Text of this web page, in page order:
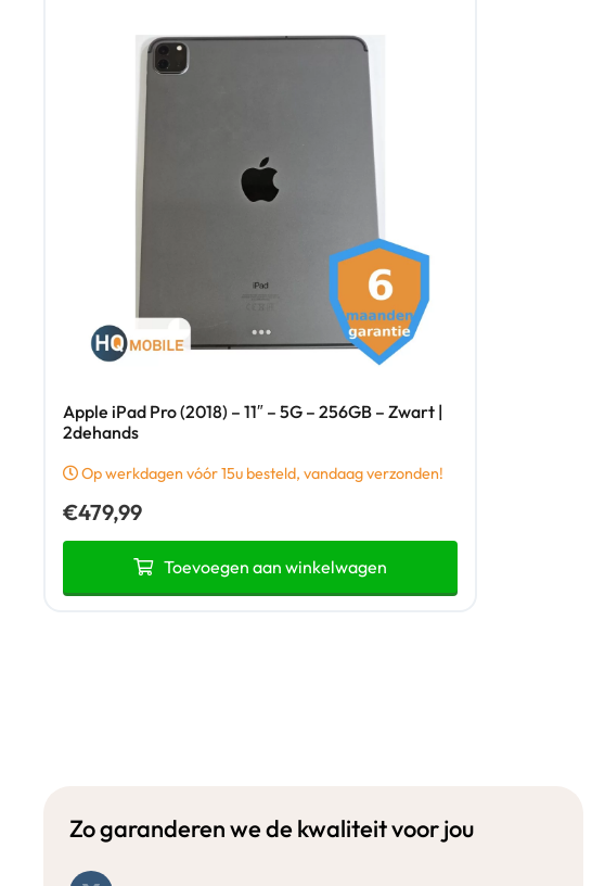
Apple iPad Pro (2018) – 11″ – 5G – 256GB – Zwart |
2dehands
Op werkdagen vóór 15u besteld, vandaag verzonden!
€479,99
Toevoegen aan winkelwagen
Zo garanderen we de kwaliteit voor jou